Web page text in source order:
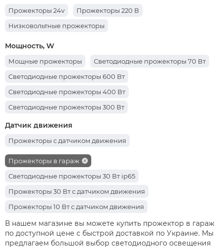
Прожекторы 24v
Прожекторы 220 В
Низковольтные прожекторы
Мощность, W
Мощные прожекторы
Светодиодные прожекторы 70 Вт
Cветодиодные прожекторы 600 Вт
Cветодиодные прожекторы 400 Вт
Cветодиодные прожекторы 300 Вт
Cветодиодные прожекторы 500 Вт
Светодиодные прожекторы 200 Вт
Светодиодные прожекторы 20 Вт
Светодиодные прожекторы 10 Вт
Светодиодные прожекторы 30 Вт
Датчик движения
Прожекторы с датчиком движения
Прожекторы в гараж
Светодиодные прожекторы 30 Вт ip65
Прожекторы 30 Вт с датчиком движения
Прожекторы 10 Вт с датчиком движения
Прожекторы 20 Вт с датчиком движения
В нашем магазине вы можете купить прожектор в гараж
по доступной цене с быстрой доставкой по Украине. Мы
предлагаем большой выбор светодиодного освещения